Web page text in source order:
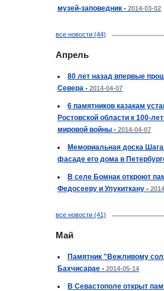
музей-заповедник - 2014-03-02
все новости (44)
Апрель
80 лет назад впервые
Севера - 2014-04-07
6 памятников казакам
Ростовской области к 100-
мировой войны - 2014-04-07
Мемориальная доска
фасаде его дома в
В селе Бомнак откроют
Федосееву и Улукиткану -
все новости (41)
Май
Памятник "Вежливому
Бахчисарае - 2014-05-14
В Севастополе открыт